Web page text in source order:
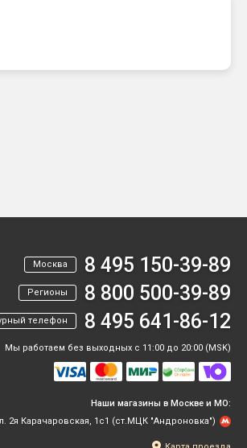
Москва 8 495 150-39-89
Регионы 8 800 500-39-89
телефон 8 495 641-86-12
Мы работаем без выходных с 11:00 до 20:00 (MSK)
Наши магазины в Москве и МО:
2я Карачаровская, 1с1 (ст.МЦК "Андроновка")